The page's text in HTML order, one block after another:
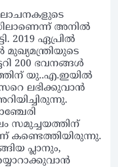
അനില്‍
2019 ഏപ്രില്‍
200 ഭവനങ്ങള്‍
യു..എ.ഇയില്‍
ലഭിക്കുവാന്‍
സമുച്ചയത്തിന്
പ്ലാനും,